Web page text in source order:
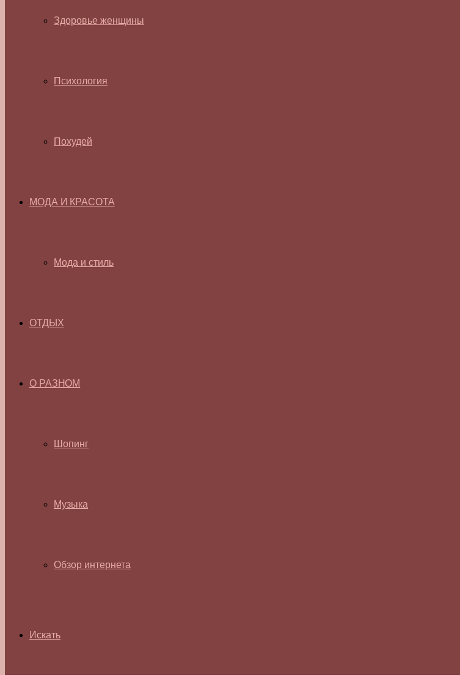
Здоровье женщины
Психология
Похудей
МОДА И КРАСОТА
Мода и стиль
ОТДЫХ
О РАЗНОМ
Шопинг
Музыка
Обзор интернета
Искать